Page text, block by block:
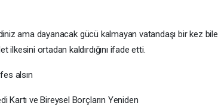
ama dayanacak gücü kalmayan vatandaşı bir kez bile
ilkesini ortadan kaldırdığını ifade etti.
alsın
Kartı ve Bireysel Borçların Yeniden